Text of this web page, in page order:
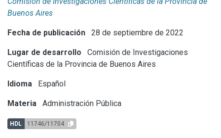
Buenos Aires
Fecha de publicación 28 de septiembre de 2022
Lugar de desarrollo
Comisión de Investigaciones
Científicas de la Provincia de Buenos Aires
Idioma Español
Materia Administración Pública
HDL 11746/11704